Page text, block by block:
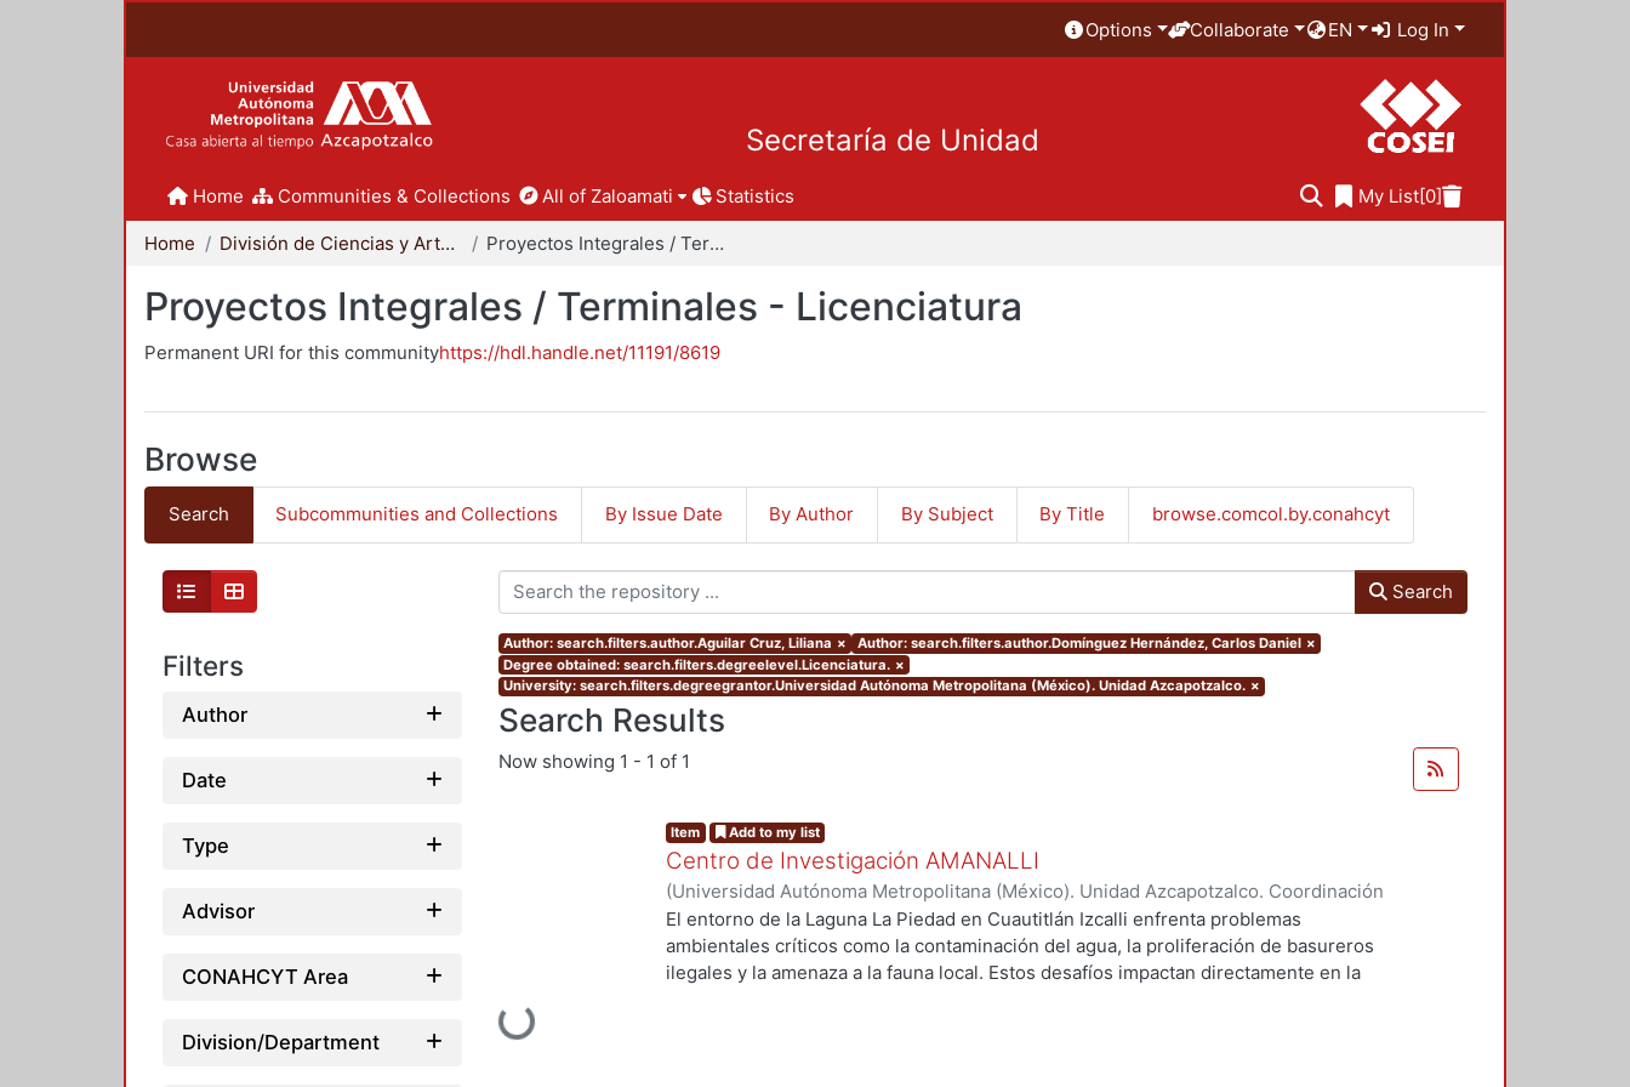
Options Collaborate EN Log In
Secretaría de Unidad
Home Communities & Collections All of Zaloamati Statistics My List[0]
Home División de Ciencias y Artes para el Diseño Proyectos Integrales / Terminales - Licenciatura
Proyectos Integrales / Terminales - Licenciatura
Permanent URI for this communityhttps://hdl.handle.net/11191/8619
Browse
Search Subcommunities and Collections By Issue Date By Author By Subject By Title browse.comcol.by.conahcyt
Filters
Author
Date
Type
Advisor
CONAHCYT Area
Division/Department
Search
Author: search.filters.author.Aguilar Cruz, Liliana × Author: search.filters.author.Domínguez Hernández, Carlos Daniel ×
Degree obtained: search.filters.degreelevel.Licenciatura. ×
University: search.filters.degreegrantor.Universidad Autónoma Metropolitana (México). Unidad Azcapotzalco. ×
Search Results
Now showing 1 - 1 of 1
Loading...
Item Add to my list
Centro de Investigación AMANALLI
(Universidad Autónoma Metropolitana (México). Unidad Azcapotzalco. Coordinación
de Servicios de Información.,2024)Aguilar Cruz, Liliana;Domínguez Hernández,
Carlos Daniel
El entorno de la Laguna La Piedad en Cuautitlán Izcalli enfrenta problemas
ambientales críticos como la contaminación del agua, la proliferación de basureros
ilegales y la amenaza a la fauna local. Estos desafíos impactan directamente en la